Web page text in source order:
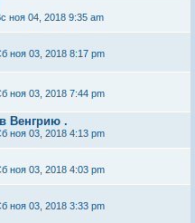
ноя 04, 2018 9:35 am
ноя 03, 2018 8:17 pm
ноя 03, 2018 7:44 pm
Венгрию .
ноя 03, 2018 4:13 pm
ноя 03, 2018 4:03 pm
ноя 03, 2018 3:33 pm